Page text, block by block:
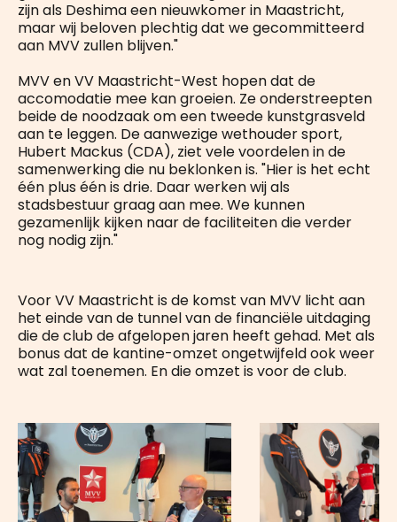
zijn als Deshima een nieuwkomer in Maastricht,
maar wij beloven plechtig dat we gecommitteerd
aan MVV zullen blijven."
MVV en VV Maastricht-West hopen dat de
accomodatie mee kan groeien. Ze onderstreepten
beide de noodzaak om een tweede kunstgrasveld
aan te leggen. De aanwezige wethouder sport,
Hubert Mackus (CDA), ziet vele voordelen in de
samenwerking die nu beklonken is. "Hier is het echt
één plus één is drie. Daar werken wij als
stadsbestuur graag aan mee. We kunnen
gezamenlijk kijken naar de faciliteiten die verder
nog nodig zijn."
Voor VV Maastricht is de komst van MVV licht aan
het einde van de tunnel van de financiële uitdaging
die de club de afgelopen jaren heeft gehad. Met als
bonus dat de kantine-omzet ongetwijfeld ook weer
wat zal toenemen. En die omzet is voor de club.